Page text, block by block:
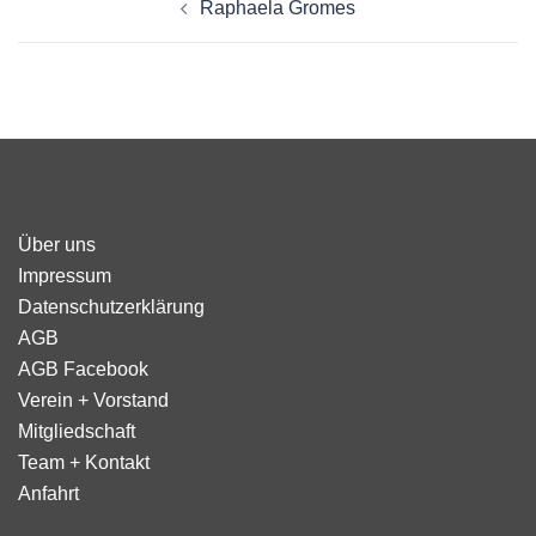
Raphaela Gromes
Über uns
Impressum
Datenschutzerklärung
AGB
AGB Facebook
Verein + Vorstand
Mitgliedschaft
Team + Kontakt
Anfahrt